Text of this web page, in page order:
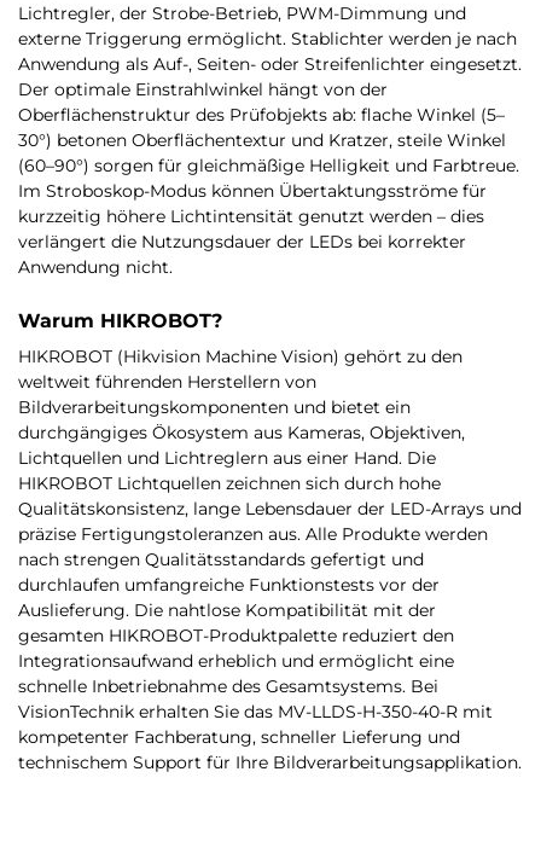
Lichtregler, der Strobe-Betrieb, PWM-Dimmung und
externe Triggerung ermöglicht. Stablichter werden je nach
Anwendung als Auf-, Seiten- oder Streifenlichter eingesetzt.
Der optimale Einstrahlwinkel hängt von der
Oberflächenstruktur des Prüfobjekts ab: flache Winkel (5–
30°) betonen Oberflächentextur und Kratzer, steile Winkel
(60–90°) sorgen für gleichmäßige Helligkeit und Farbtreue.
Im Stroboskop-Modus können Übertaktungsströme für
kurzzeitig höhere Lichtintensität genutzt werden – dies
verlängert die Nutzungsdauer der LEDs bei korrekter
Anwendung nicht.
Warum HIKROBOT?
HIKROBOT (Hikvision Machine Vision) gehört zu den
weltweit führenden Herstellern von
Bildverarbeitungskomponenten und bietet ein
durchgängiges Ökosystem aus Kameras, Objektiven,
Lichtquellen und Lichtreglern aus einer Hand. Die
HIKROBOT Lichtquellen zeichnen sich durch hohe
Qualitätskonsistenz, lange Lebensdauer der LED-Arrays und
präzise Fertigungstoleranzen aus. Alle Produkte werden
nach strengen Qualitätsstandards gefertigt und
durchlaufen umfangreiche Funktionstests vor der
Auslieferung. Die nahtlose Kompatibilität mit der
gesamten HIKROBOT-Produktpalette reduziert den
Integrationsaufwand erheblich und ermöglicht eine
schnelle Inbetriebnahme des Gesamtsystems. Bei
VisionTechnik erhalten Sie das MV-LLDS-H-350-40-R mit
kompetenter Fachberatung, schneller Lieferung und
technischem Support für Ihre Bildverarbeitungsapplikation.